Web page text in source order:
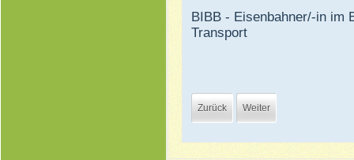
BIBB - Eisenbahner/-in im
Transport
Zurück Weiter